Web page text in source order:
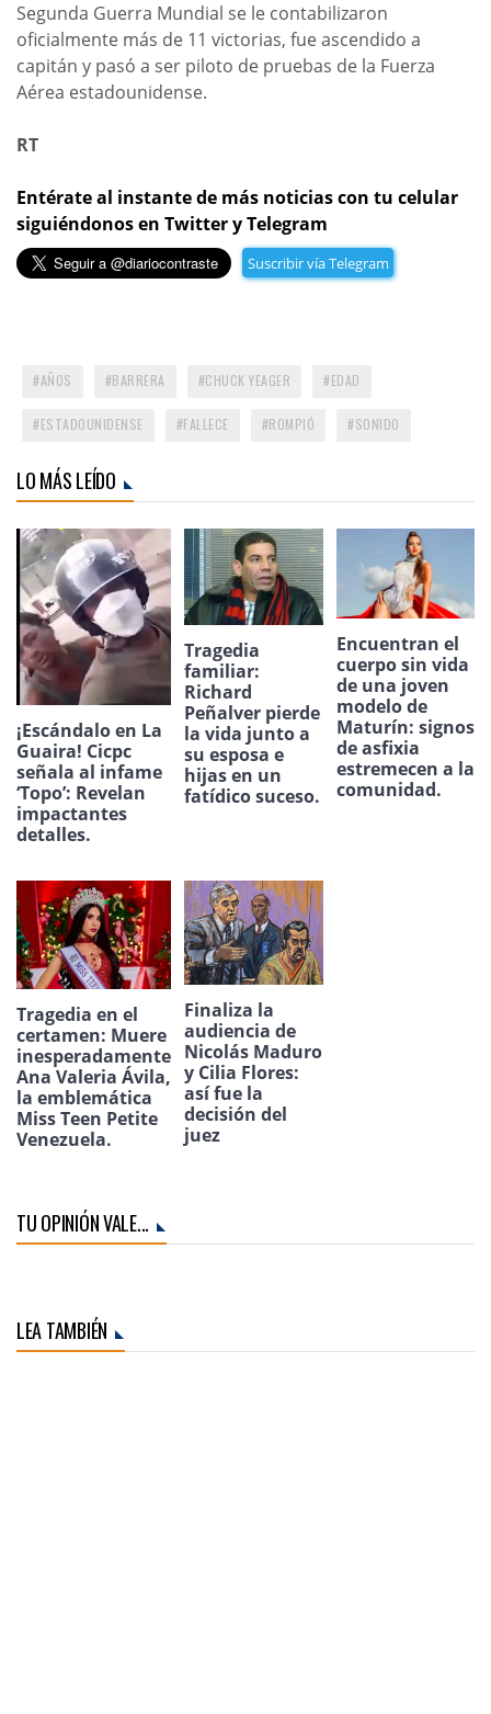
Segunda Guerra Mundial se le contabilizaron
oficialmente más de 11 victorias, fue ascendido a
capitán y pasó a ser piloto de pruebas de la Fuerza
Aérea estadounidense.
RT
Entérate al instante de más noticias con tu celular
siguiéndonos en Twitter y Telegram
Suscribir vía Telegram
AÑOS BARRERA CHUCK YEAGER EDAD
ESTADOUNIDENSE FALLECE ROMPIÓ SONIDO
LO MÁS LEÍDO
¡Escándalo en La
Guaira! Cicpc
señala al infame
‘Topo’: Revelan
impactantes
detalles.
Tragedia
familiar:
Richard
Peñalver pierde
la vida junto a
su esposa e
hijas en un
fatídico suceso.
Encuentran el
cuerpo sin vida
de una joven
modelo de
Maturín: signos
de asfixia
estremecen a la
comunidad.
Tragedia en el
certamen: Muere
inesperadamente
Ana Valeria Ávila,
la emblemática
Miss Teen Petite
Venezuela.
Finaliza la
audiencia de
Nicolás Maduro
y Cilia Flores:
así fue la
decisión del
juez
TU OPINIÓN VALE...
LEA TAMBIÉN